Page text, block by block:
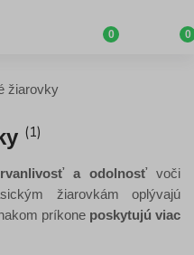
0 0
žiarovky
(1)
a odolnosťvoči
žiarovkám oplývajú
príkone poskytujú viac